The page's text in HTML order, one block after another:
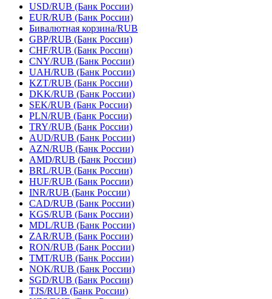
USD/RUB (Банк России)
EUR/RUB (Банк России)
Бивалютная корзина/RUB
GBP/RUB (Банк России)
CHF/RUB (Банк России)
CNY/RUB (Банк России)
UAH/RUB (Банк России)
KZT/RUB (Банк России)
DKK/RUB (Банк России)
SEK/RUB (Банк России)
PLN/RUB (Банк России)
TRY/RUB (Банк России)
AUD/RUB (Банк России)
AZN/RUB (Банк России)
AMD/RUB (Банк России)
BRL/RUB (Банк России)
HUF/RUB (Банк России)
INR/RUB (Банк России)
CAD/RUB (Банк России)
KGS/RUB (Банк России)
MDL/RUB (Банк России)
ZAR/RUB (Банк России)
RON/RUB (Банк России)
TMT/RUB (Банк России)
NOK/RUB (Банк России)
SGD/RUB (Банк России)
TJS/RUB (Банк России)